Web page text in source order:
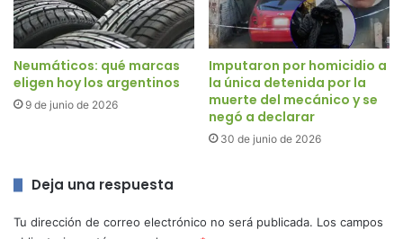
Neumáticos: qué marcas
eligen hoy los argentinos
9 de junio de 2026
Imputaron por homicidio a
la única detenida por la
muerte del mecánico y se
negó a declarar
30 de junio de 2026
Deja una respuesta
Tu dirección de correo electrónico no será publicada. Los campos